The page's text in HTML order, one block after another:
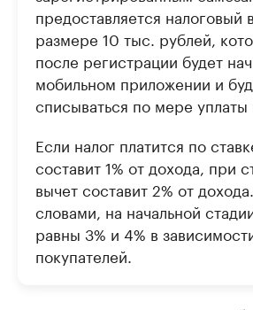
предоставляется налоговый
размере 10 тыс. рублей,
после регистрации будет
мобильном приложении и
списываться по мере уплаты
Если налог платится по
составит 1% от дохода, при
вычет составит 2% от
словами, на начальной
равны 3% и 4% в
покупателей.